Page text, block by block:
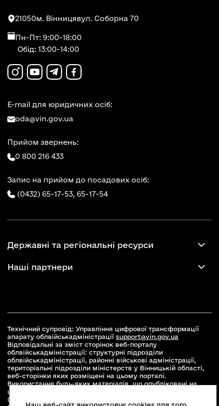
21050м. Вінницявул. Соборна 70
Пн-Пт: 9:00-18:00
Обід: 13:00-14:00
E-mail для юридичних осіб:
oda@vin.gov.ua
Прийом звернень:
0 800 216 433
Запис на прийом до посадових осіб:
(0432) 65-17-53, 65-17-54
Державні та регіональні ресурси
Наші партнери
Технічний супровід: Управління цифрової трансформації
апарату облвійськадміністрації support@vin.gov.ua
Відповідальні за зміст сторінок веб-порталу
облвійськадміністрації: структурні підрозділи
облвійськадміністрації, районні військові адміністрації,
територіальні підрозділи міністерств у Вінницькій області,
веб-сторінки яких розміщені на цьому порталі.
Використання будь-яких матеріалів, що опубліковані на
цьому сайті, дозволяється при умові зазначення посилання
(для інтернет-видань - гіперпосилання) на офіційний сайт